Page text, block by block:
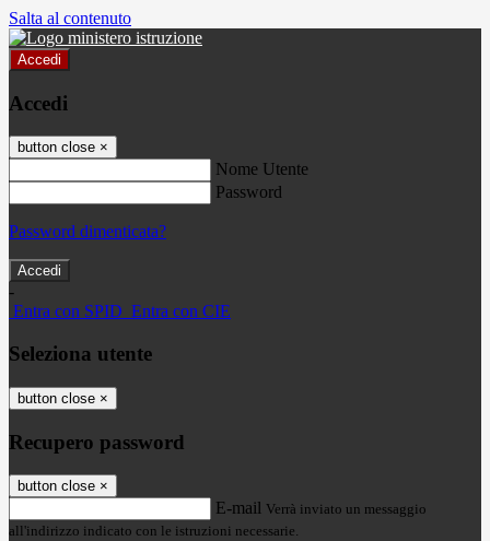
Salta al contenuto
Accedi
Accedi
button close ×
Nome Utente
Password
Password dimenticata?
-
Entra con SPID Entra con CIE
Seleziona utente
button close ×
Recupero password
button close ×
E-mail Verrà inviato un messaggio
all'indirizzo indicato con le istruzioni necessarie.